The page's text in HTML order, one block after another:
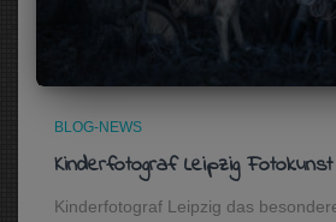
BLOG-NEWS
Kinderfotograf Leipzig Fotokunst
Kinderfotograf Leipzig das